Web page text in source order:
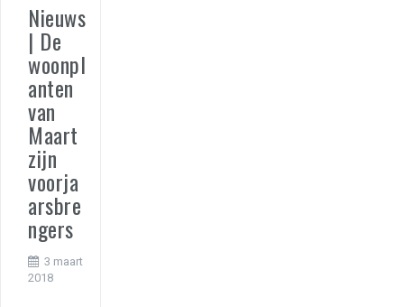
Nieuws
| De
woonpl
anten
van
Maart
zijn
voorja
arsbre
ngers
3 maart
2018